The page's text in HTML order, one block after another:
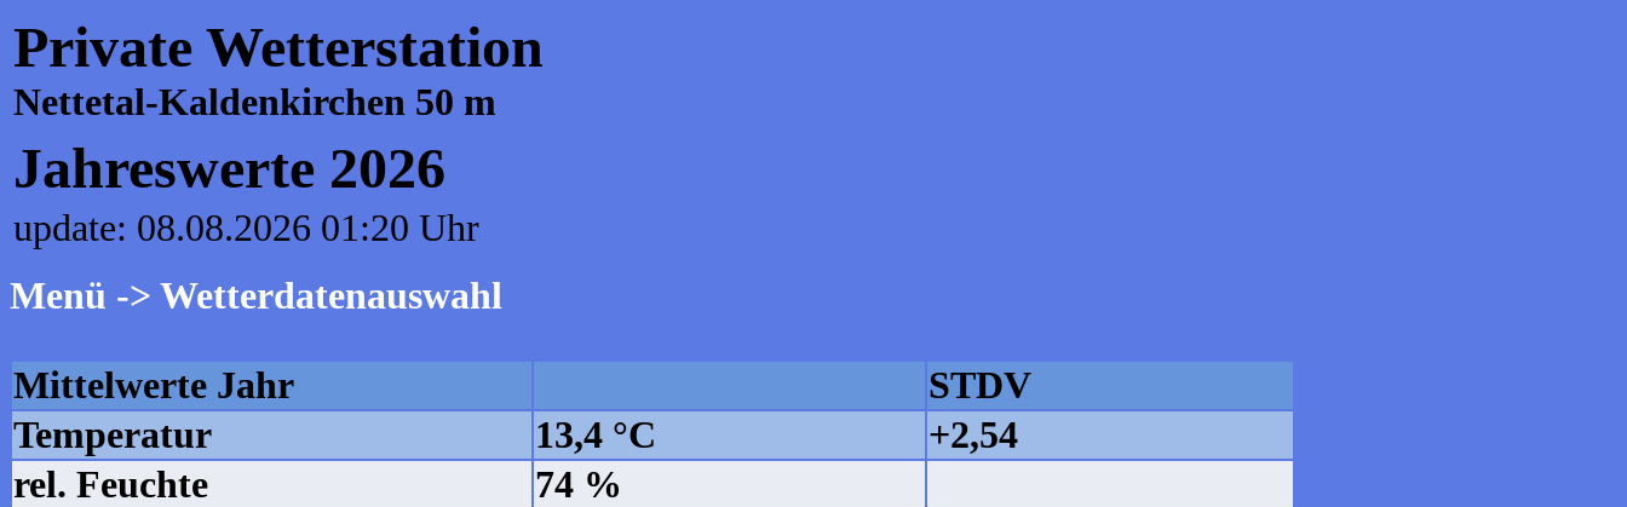
Private Wetterstation
Nettetal-Kaldenkirchen 50 m
Jahreswerte 2026
update: 08.08.2026 01:20 Uhr
Menü -> Wetterdatenauswahl
Mittelwerte Jahr
STDV
Temperatur
13,4 °C
+2,54
rel. Feuchte
74 %